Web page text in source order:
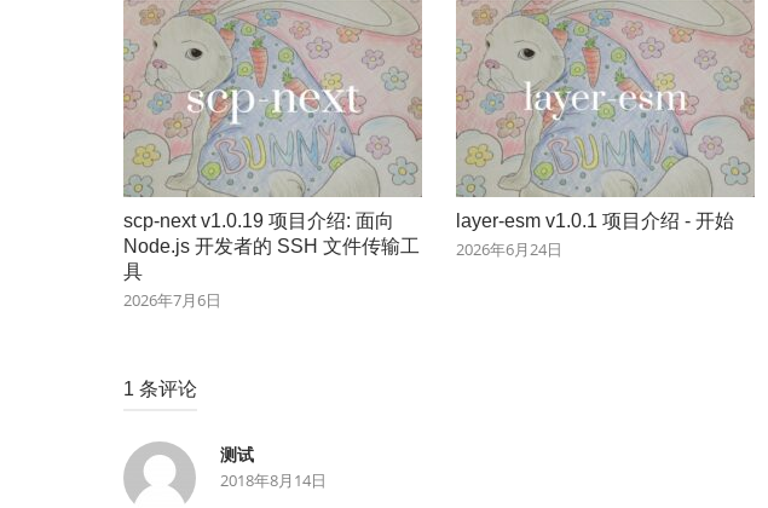
scp-next v1.0.19 项目介绍: 面向
Node.js 开发者的 SSH 文件传输工
具
2026年7月6日
layer-esm v1.0.1 项目介绍 - 开始
2026年6月24日
1 条评论
测试
2018年8月14日